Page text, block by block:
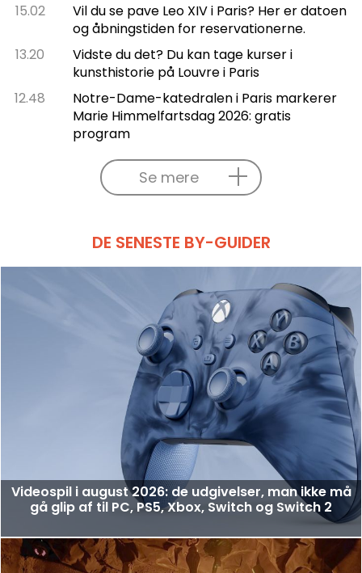
15.02
Vil du se pave Leo XIV i Paris? Her er datoen
og åbningstiden for reservationerne.
13.20
Vidste du det? Du kan tage kurser i
kunsthistorie på Louvre i Paris
12.48
Notre-Dame-katedralen i Paris markerer
Marie Himmelfartsdag 2026: gratis
program
Se mere
DE SENESTE BY-GUIDER
Videospil i august 2026: de udgivelser, man ikke må
gå glip af til PC, PS5, Xbox, Switch og Switch 2